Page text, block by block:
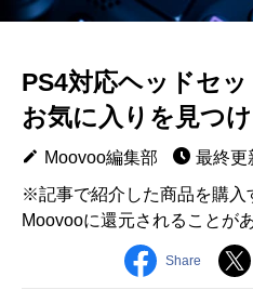
PS4対応ヘッドセ
お気に入りを見つ
Moovoo編集部
最終更
※記事で紹介した商品を購入
Moovooに還元されることが
Share